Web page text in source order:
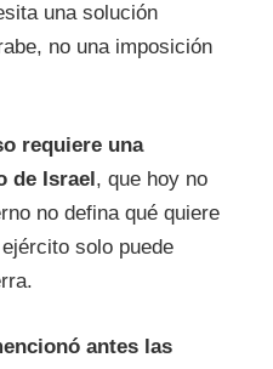
una solución
no una imposición
requiere una
de Israel, que hoy no
no defina qué quiere
solo puede
antes las